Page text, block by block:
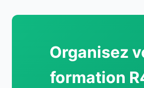
Organisez
formation